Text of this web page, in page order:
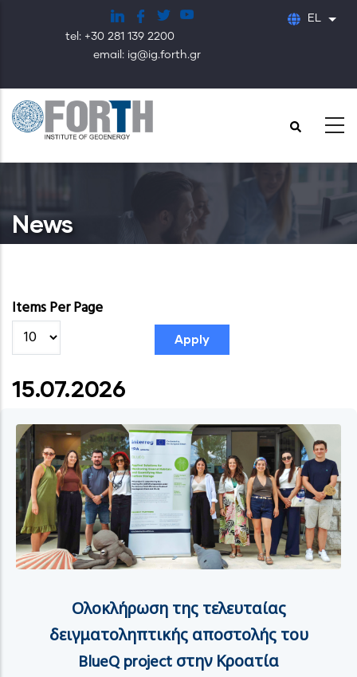
κυρίως
περιεχόμενο
tel: +30 281 139 2200
email: ig@ig.forth.gr
EL
News
Items Per Page
15.07.2026
Ολοκλήρωση της τελευταίας
δειγματοληπτικής αποστολής του
BlueQ project στην Κροατία